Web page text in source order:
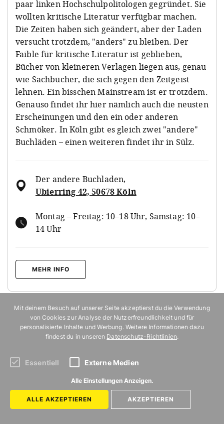
paar linken Hochschulpolitologen gegründet. Sie
wollten kritische Literatur verfügbar machen.
Die Zeiten haben sich geändert, aber der Laden
versucht trotzdem, "anders" zu bleiben. Der
Faible für kritische Literatur ist geblieben,
Bücher von kleineren Verlagen liegen aus, genau
wie Sachbücher, die sich gegen den Zeitgeist
lehnen. Ein bisschen Mainstream ist er trotzdem.
Genauso findet ihr hier nämlich auch die neusten
Erscheinungen und den ein oder anderen
Schmöker. In Köln gibt es gleich zwei "andere"
Buchläden – einen weiteren findet ihr in Sülz.
Der andere Buchladen,
Ubierring 42, 50678 Köln
Montag – Freitag: 10–18 Uhr, Samstag: 10–
14 Uhr
MEHR INFO
Mit deinem Besuch auf unserer Seite akzeptierst du die Verwendung
von Cookies zur Analyse der Nutzerfreundlichkeit und für
personalisierte Inhalte und Werbung. Weitere Informationen dazu
findest du in unseren Datenschutz-Richtlinien.
Essentiell Externe Medien
Alle Einstellungen Anzeigen.
ALLE AKZEPTIEREN AKZEPTIEREN